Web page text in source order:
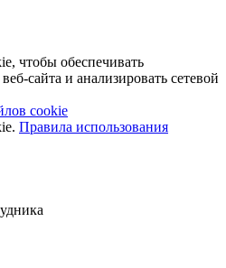
чтобы обеспечивать
сайта и анализировать сетевой
cookie
Правила использования